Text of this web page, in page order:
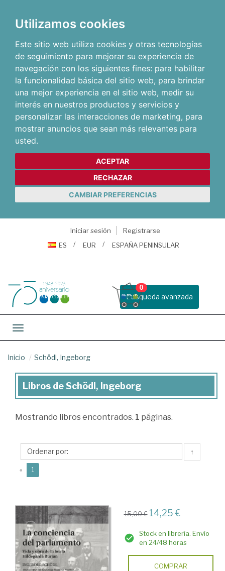
Utilizamos cookies
Este sitio web utiliza cookies y otras tecnologías
de seguimiento para mejorar su experiencia de
navegación con los siguientes fines: para habilitar
la funcionalidad básica del sitio web, para brindar
una mejor experiencia en el sitio web, medir su
interés en nuestros productos y servicios y
personalizar las interacciones de marketing, para
mostrar anuncios que sean más relevantes para
usted.
ACEPTAR
RECHAZAR
CAMBIAR PREFERENCIAS
Iniciar sesión
Registrarse
ES
EUR ESPAÑA PENINSULAR
Busqueda avanzada
0
Toggle navigation
Inicio Schödl, Ingeborg
Libros
Schödl,
Libros de Schödl, Ingeborg
Mostrando libros encontrados. 1 páginas.
↑
« 1
15,00 € 14,25 €
Stock en librería. Envío
en 24/48 horas
COMPRAR